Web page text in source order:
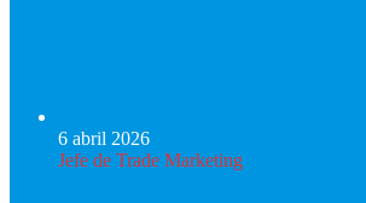
6 abril 2026
Jefe de Trade Marketing